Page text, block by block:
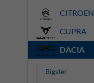
CITROEN
CUPRA
DACIA
Bigster